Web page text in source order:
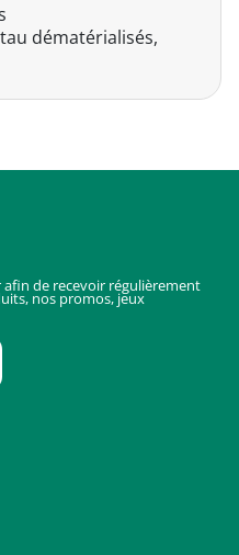
dématérialisés,
de recevoir régulièrement
nos promos, jeux